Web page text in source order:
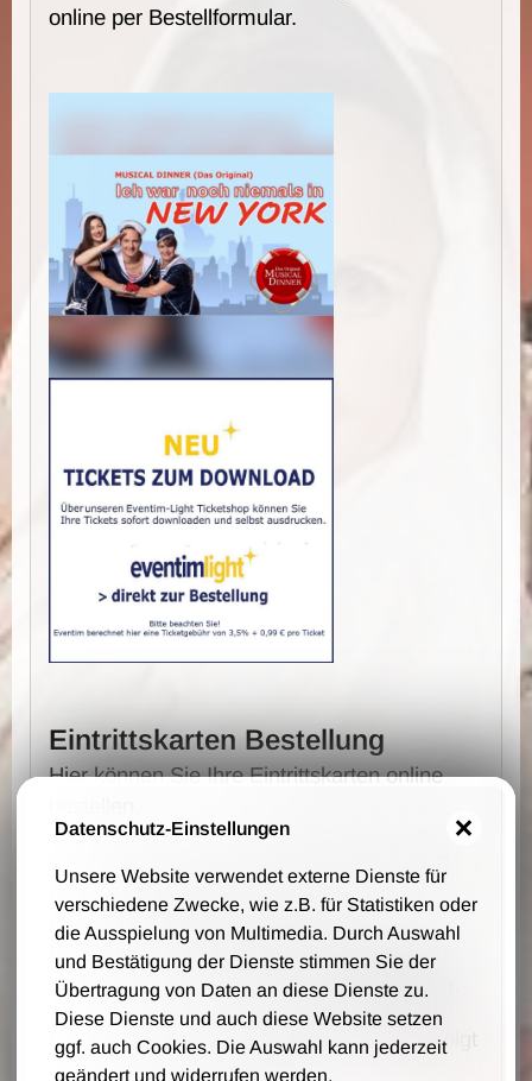
online per Bestellformular.
Eintrittskarten Bestellung
Hier können Sie Ihre Eintrittskarten online
auf Rechnung zu.
Es fallen keine Vorverkaufs- und
Bearbeitungsgebühren an - wir berechnen
lediglich 1,00 € Portokosten pro Bestellung.
Die Bestellung, Lieferung und Zahlung erfolgt
auf Grundlage unsere AGB.
Datenschutz-Einstellungen
Unsere Website verwendet externe Dienste für
verschiedene Zwecke, wie z.B. für Statistiken oder
die Ausspielung von Multimedia. Durch Auswahl
und Bestätigung der Dienste stimmen Sie der
Übertragung von Daten an diese Dienste zu.
Diese Dienste und auch diese Website setzen
ggf. auch Cookies. Die Auswahl kann jederzeit
geändert und widerrufen werden.